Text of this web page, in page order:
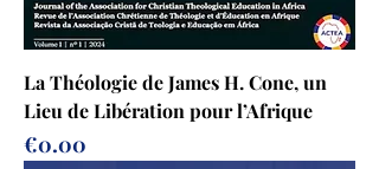
La Théologie de James H. Cone, un
Lieu de Libération pour l’Afrique
Prix
€0.00